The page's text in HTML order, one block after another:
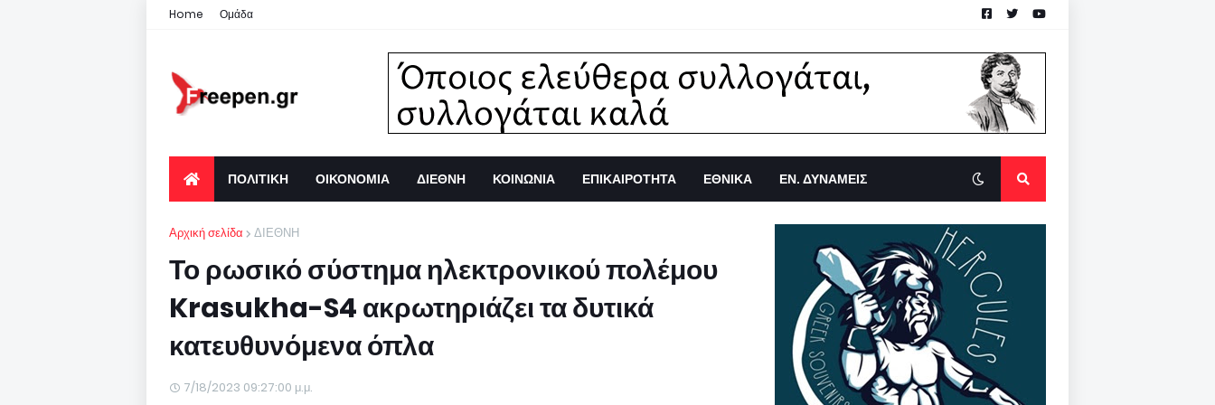
Home Ομάδα
ΠΟΛΙΤΙΚΗ ΟΙΚΟΝΟΜΙΑ ΔΙΕΘΝΗ ΚΟΙΝΩΝΙΑ ΕΠΙΚΑΙΡΟΤΗΤΑ ΕΘΝΙΚΑ ΕΝ. ΔΥΝΑΜΕΙΣ
Αρχική σελίδα ΔΙΕΘΝΗ
Το ρωσικό σύστημα ηλεκτρονικού πολέμου
Krasukha-S4 ακρωτηριάζει τα δυτικά
κατευθυνόμενα όπλα
7/18/2023 09:27:00 μ.μ.